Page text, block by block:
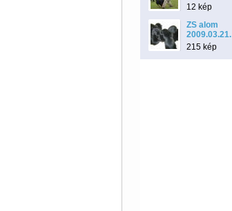
12 kép
ZS alom
2009.03.21.
215 kép